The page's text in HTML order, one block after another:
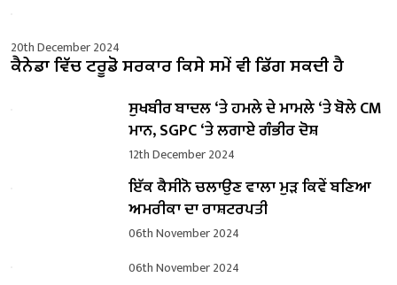
20th December 2024
ਕੈਨੇਡਾ ਵਿੱਚ ਟਰੂਡੋ ਸਰਕਾਰ ਕਿਸੇ ਸਮੇਂ ਵੀ ਡਿੱਗ ਸਕਦੀ ਹੈ
ਸੁਖਬੀਰ ਬਾਦਲ ‘ਤੇ ਹਮਲੇ ਦੇ ਮਾਮਲੇ ‘ਤੇ ਬੋਲੇ ​​CM
ਮਾਨ, SGPC ‘ਤੇ ਲਗਾਏ ਗੰਭੀਰ ਦੋਸ਼
12th December 2024
ਇੱਕ ਕੈਸੀਨੋ ਚਲਾਉਣ ਵਾਲਾ ਮੁੜ ਕਿਵੇਂ ਬਣਿਆ
ਅਮਰੀਕਾ ਦਾ ਰਾਸ਼ਟਰਪਤੀ
06th November 2024
06th November 2024